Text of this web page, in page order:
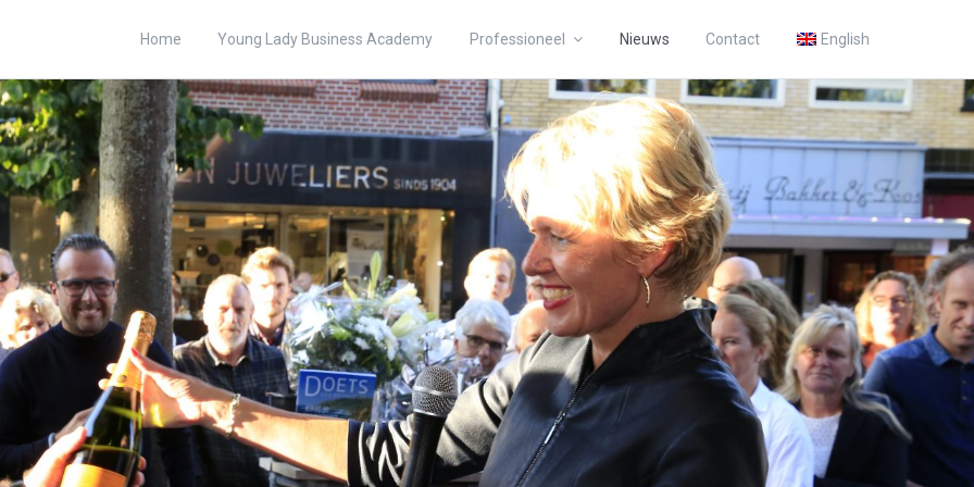
Home Young Lady Business Academy Professioneel Nieuws Contact English